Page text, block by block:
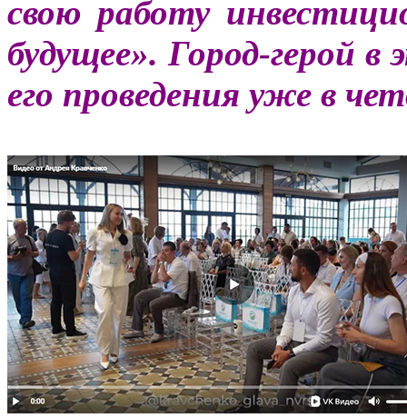
свою работу
будущее». Город-герой
его проведения уже в